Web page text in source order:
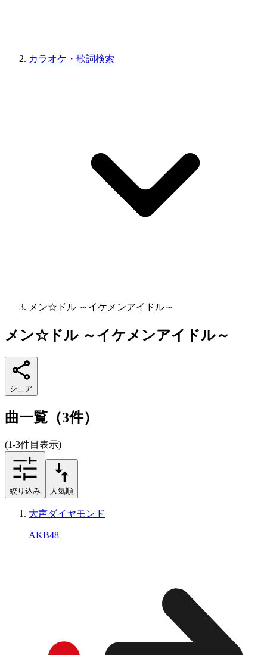
カラオケ・歌詞検索
メン☆ドル ～イケメンアイドル～
メン☆ドル ～イケメンアイドル～
シェア
曲一覧（3件）
(1-3件目表示)
絞り込み 人気順
大声ダイヤモンド
AKB48